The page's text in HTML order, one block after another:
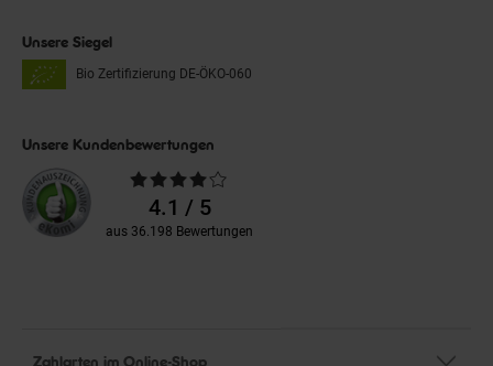
Unsere Siegel
Bio Zertifizierung DE-ÖKO-060
Unsere Kundenbewertungen
Durchschnittliche
Bewertungen4.1 / 5
aus 36.198 Bewertungen
Zahlarten im Online-Shop